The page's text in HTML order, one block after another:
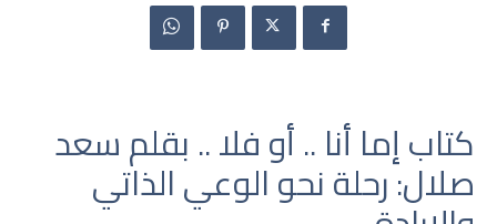
كتاب إما أنا .. أو فلا .. بقلم سعد
صلال: رحلة نحو الوعي الذاتي